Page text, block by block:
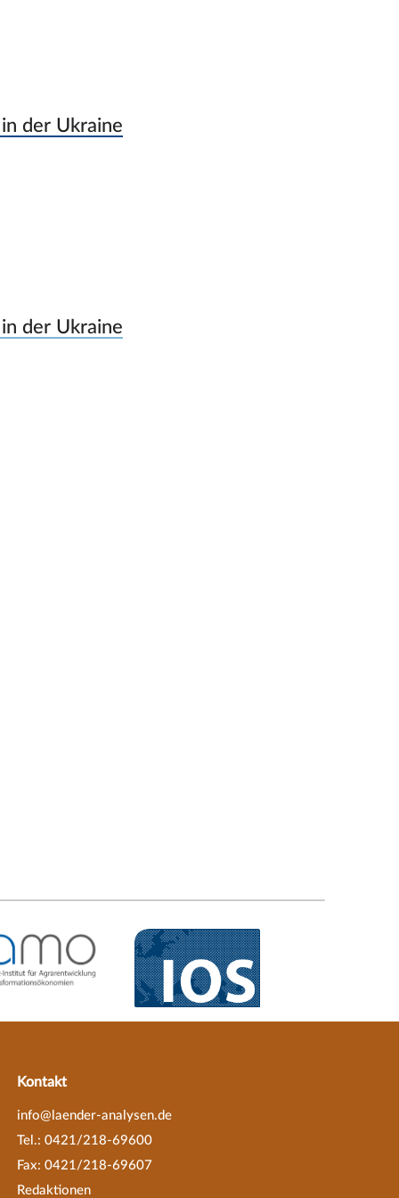
der Ukraine
der Ukraine
Kontakt
info@laender-analysen.de
Tel.: 0421/218-69600
Fax: 0421/218-69607
Redaktionen